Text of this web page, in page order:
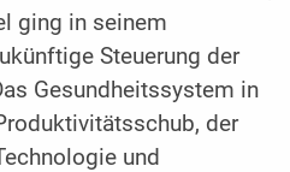
ging in seinem
Steuerung der
Gesundheitssystem in
der
und